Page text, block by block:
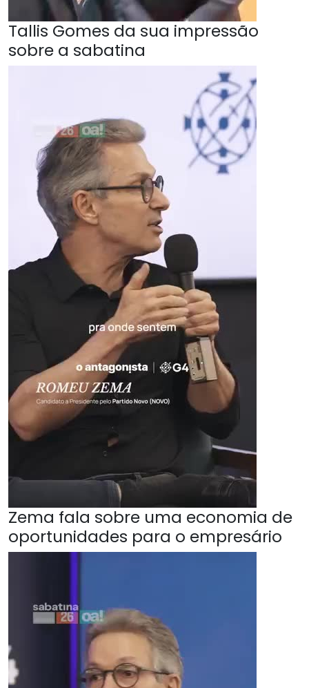
Tallis Gomes da sua impressão
sobre a sabatina
Zema fala sobre uma economia de
oportunidades para o empresário